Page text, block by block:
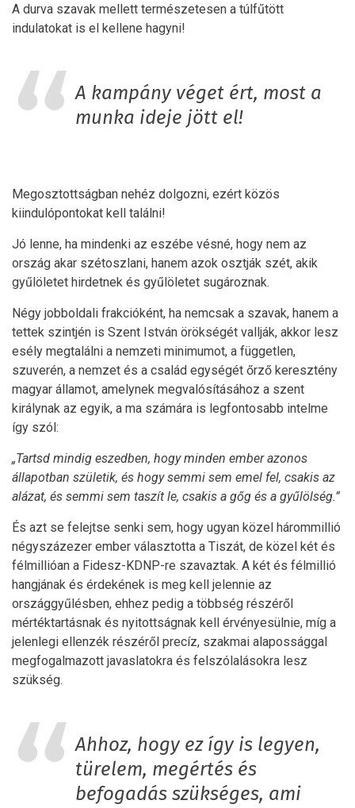
A durva szavak mellett természetesen a túlfűtött
indulatokat is el kellene hagyni!
A kampány véget ért, most a
munka ideje jött el!
Megosztottságban nehéz dolgozni, ezért közös
kiindulópontokat kell találni!
Jó lenne, ha mindenki az eszébe vésné, hogy nem az
ország akar szétoszlani, hanem azok osztják szét, akik
gyűlöletet hirdetnek és gyűlöletet sugároznak.
Négy jobboldali frakcióként, ha nemcsak a szavak, hanem a
tettek szintjén is Szent István örökségét vallják, akkor lesz
esély megtalálni a nemzeti minimumot, a független,
szuverén, a nemzet és a család egységét őrző keresztény
magyar államot, amelynek megvalósításához a szent
királynak az egyik, a ma számára is legfontosabb intelme
így szól:
„Tartsd mindig eszedben, hogy minden ember azonos
állapotban születik, és hogy semmi sem emel fel, csakis az
alázat, és semmi sem taszít le, csakis a gőg és a gyűlölség.”
És azt se felejtse senki sem, hogy ugyan közel hárommillió
négyszázezer ember választotta a Tiszát, de közel két és
félmillióan a Fidesz-KDNP-re szavaztak. A két és félmillió
hangjának és érdekének is meg kell jelennie az
országgyűlésben, ehhez pedig a többség részéről
mértéktartásnak és nyitottságnak kell érvényesülnie, míg a
jelenlegi ellenzék részéről precíz, szakmai alapossággal
megfogalmazott javaslatokra és felszólalásokra lesz
szükség.
Ahhoz, hogy ez így is legyen,
türelem, megértés és
befogadás szükséges, ami